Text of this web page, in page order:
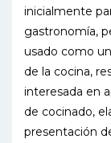
inicialmente
gastronomía,
usado como
de la cocina,
interesada en
de cocinado,
presentación